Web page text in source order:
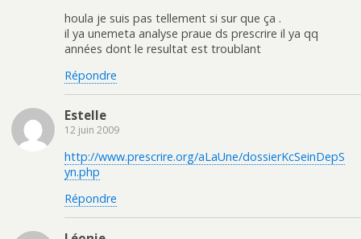
houla je suis pas tellement si sur que ça .
il ya unemeta analyse praue ds prescrire il ya qq
années dont le resultat est troublant
Répondre
Estelle
12 juin 2009
http://www.prescrire.org/aLaUne/dossierKcSeinDepS
yn.php
Répondre